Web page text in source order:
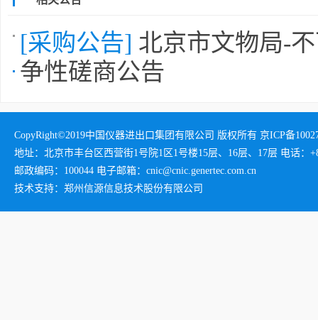
[采购公告] 北京市文物局-
争性磋商公告
CopyRight©2019中国仪器进出口集团有限公司 版权所有 京ICP备
地址：北京市丰台区西营街1号院1区1号楼15层、16层、17层 电话：
邮政编码：100044 电子邮箱：cnic@cnic.genertec.com.cn
技术支持：郑州信源信息技术股份有限公司